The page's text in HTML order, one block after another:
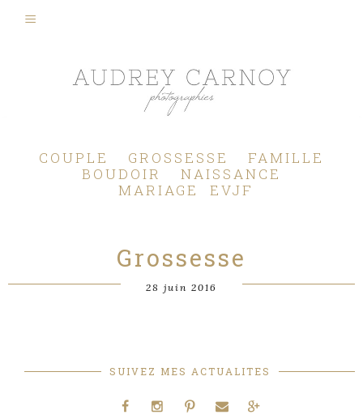
COUPLE GROSSESSE
FAMILLE
BOUDOIR
NAISSANCE
MARIAGE
EVJF
Grossesse
28 juin 2016
SUIVEZ MES ACTUALITES